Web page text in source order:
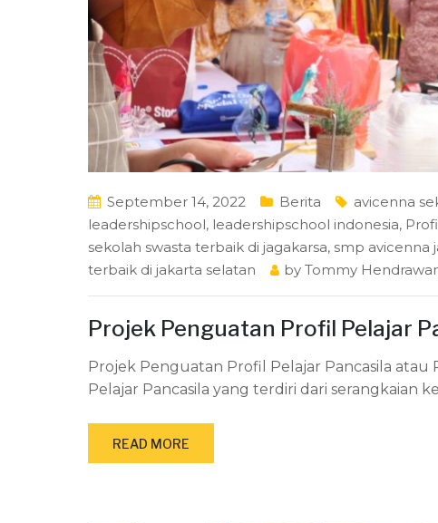
September 14, 2022 Berita avicenna
leadershipschool, leadershipschool indonesia,
sekolah swasta terbaik di jagakarsa, smp avicenna
terbaik di jakarta selatan
by Tommy
Projek Penguatan Profil Pelajar
Projek Penguatan Profil Pelajar Pancasila atau
Pelajar Pancasila yang terdiri dari serangkaian
READ MORE